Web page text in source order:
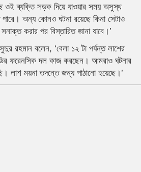
ওই ব্যক্তি সড়ক দিয়ে যাওয়ার সময় অসুস্থ
পারে। অন্য কোনও ঘটনা রয়েছে কিনা সেটাও
করার পর বিস্তারিত জানা যাবে।’
রহমান বলেন, ‘বেলা ১২ টা পর্যন্ত লাশের
ফরেনসিক দল কাজ করছেন। আমরাও ঘটনার
লাশ ময়না তদন্তে জন্য পাঠানো হয়েছে।’